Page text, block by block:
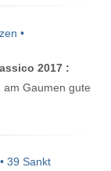
•
2017 :
am Gaumen gute
39 Sankt